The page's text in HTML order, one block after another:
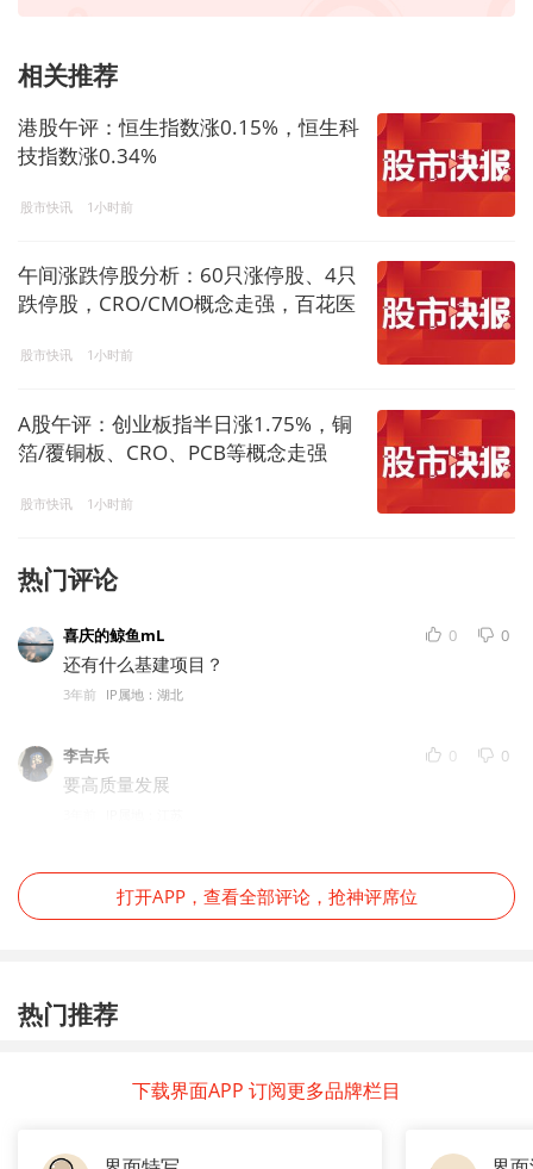
相关推荐
港股午评：恒生指数涨0.15%，恒生科
技指数涨0.34%
股市快讯 1小时前
午间涨跌停股分析：60只涨停股、4只
跌停股，CRO/CMO概念走强，百花医
股市快讯 1小时前
A股午评：创业板指半日涨1.75%，铜
箔/覆铜板、CRO、PCB等概念走强
股市快讯 1小时前
热门评论
喜庆的鲸鱼mL 0 0
还有什么基建项目？
3年前 IP属地：湖北
李吉兵 0 0
要高质量发展
打开APP，查看全部评论，抢神评席位
热门推荐
下载界面APP 订阅更多品牌栏目